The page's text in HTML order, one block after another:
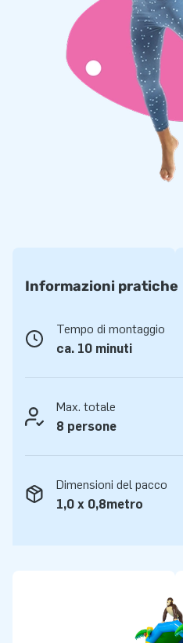
Qualità e garanzia
I gonfiabili JB sono rinforzati in
ribattute e realizzati in robusto
Sono quindi molto resistenti e
inoltre coperto da una garanzia
con questo prodotto fornisci il
Più di 15.000 clienti hanno
servizio e una consegna
chiamano anche ‘creatori di
Informazioni pratiche
Tempo di montaggio
ca. 10 minuti
Max. totale
8 persone
Dimensioni del pacco
1,0 x 0,8metro